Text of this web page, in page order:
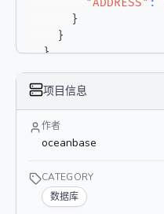
"ADDRESS" :
}
}
}
项目信息
作者
oceanbase
CATEGORY
数据库